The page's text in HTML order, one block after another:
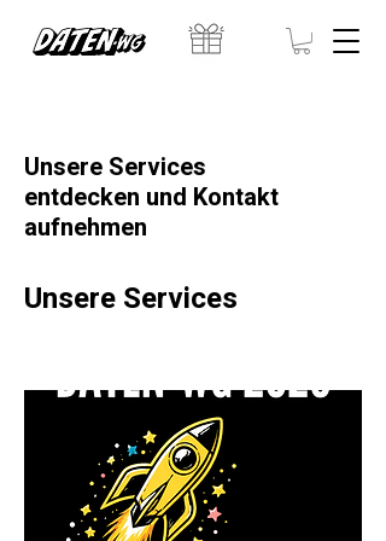
Unsere Services
entdecken und Kontakt
aufnehmen
Unsere Services